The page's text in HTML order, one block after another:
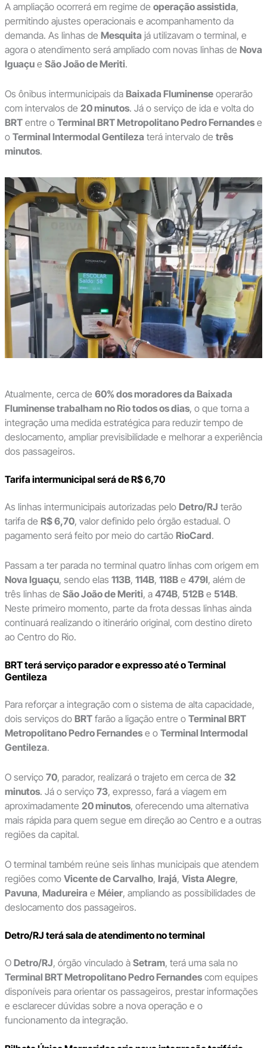
A ampliação ocorrerá em regime de operação assistida,
permitindo ajustes operacionais e acompanhamento da
demanda. As linhas de Mesquita já utilizavam o terminal, e
agora o atendimento será ampliado com novas linhas de Nova
Iguaçue São João de Meriti.
Os ônibus intermunicipais da Baixada Fluminenseoperarão
com intervalos de 20 minutos. Já o serviço de ida e volta do
BRTentre o Terminal BRT Metropolitano Pedro Fernandese
o Terminal Intermodal Gentileza terá intervalo de três
minutos.
Atualmente, cerca de 60% dos moradores da Baixada
Fluminense trabalham no Rio todos os dias, o que torna a
integração uma medida estratégica para reduzir tempo de
deslocamento, ampliar previsibilidade e melhorar a experiência
dos passageiros.
Tarifa intermunicipal será de R$ 6,70
As linhas intermunicipais autorizadas pelo Detro/RJ terão
tarifa de R$ 6,70, valor definido pelo órgão estadual. O
pagamento será feito por meio do cartão RioCard.
Passam a ter parada no terminal quatro linhas com origem em
Nova Iguaçu, sendo elas 113B, 114B, 118Be 479I, além de
três linhas de São João de Meriti, a 474B, 512Be 514B.
Neste primeiro momento, parte da frota dessas linhas ainda
continuará realizando o itinerário original, com destino direto
ao Centro do Rio.
BRT terá serviço parador e expresso até o Terminal
Gentileza
Para reforçar a integração com o sistema de alta capacidade,
dois serviços do BRTfarão a ligação entre o Terminal BRT
Metropolitano Pedro Fernandese o Terminal Intermodal
Gentileza.
O serviço 70, parador, realizará o trajeto em cerca de 32
minutos. Já o serviço 73, expresso, fará a viagem em
aproximadamente 20 minutos, oferecendo uma alternativa
mais rápida para quem segue em direção ao Centro e a outras
regiões da capital.
O terminal também reúne seis linhas municipais que atendem
regiões como Vicente de Carvalho, Irajá, Vista Alegre,
Pavuna, Madureira e Méier, ampliando as possibilidades de
deslocamento dos passageiros.
Detro/RJ terá sala de atendimento no terminal
O Detro/RJ, órgão vinculado à Setram, terá uma sala no
Terminal BRT Metropolitano Pedro Fernandescom equipes
disponíveis para orientar os passageiros, prestar informações
e esclarecer dúvidas sobre a nova operação e o
funcionamento da integração.